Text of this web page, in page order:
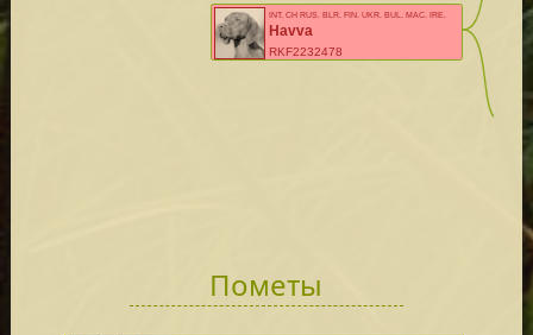
INT, CH RUS, BLR, FIN, UKR, BUL, MAC, IRE,
EST, LIT, LAT, ROM EUW
Havva
RKF2232478
Пометы